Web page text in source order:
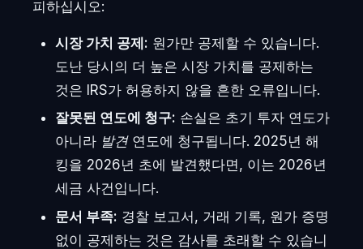
피하십시오:
시장 가치 공제: 원가만 공제할 수 있습니다.
도난 당시의 더 높은 시장 가치를 공제하는
것은 IRS가 허용하지 않을 흔한 오류입니다.
잘못된 연도에 청구: 손실은 초기 투자 연도가
아니라 발견연도에 청구됩니다. 2025년 해
킹을 2026년 초에 발견했다면, 이는 2026년
세금 사건입니다.
문서 부족: 경찰 보고서, 거래 기록, 원가 증명
없이 공제하는 것은 감사를 초래할 수 있습니